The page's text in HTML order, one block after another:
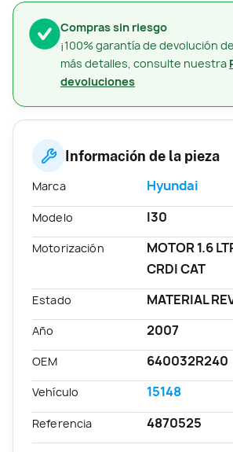
Compras sin riesgo
¡100% garantía de devolución
más detalles, consulte nuestra
devoluciones
Información de la pieza
Marca Hyundai
Modelo I30
Motorización
MOTOR 1.6
CRDI CAT
Estado MATERIAL
Año 2007
OEM 640032R240
Vehículo 15148
Referencia 4870525